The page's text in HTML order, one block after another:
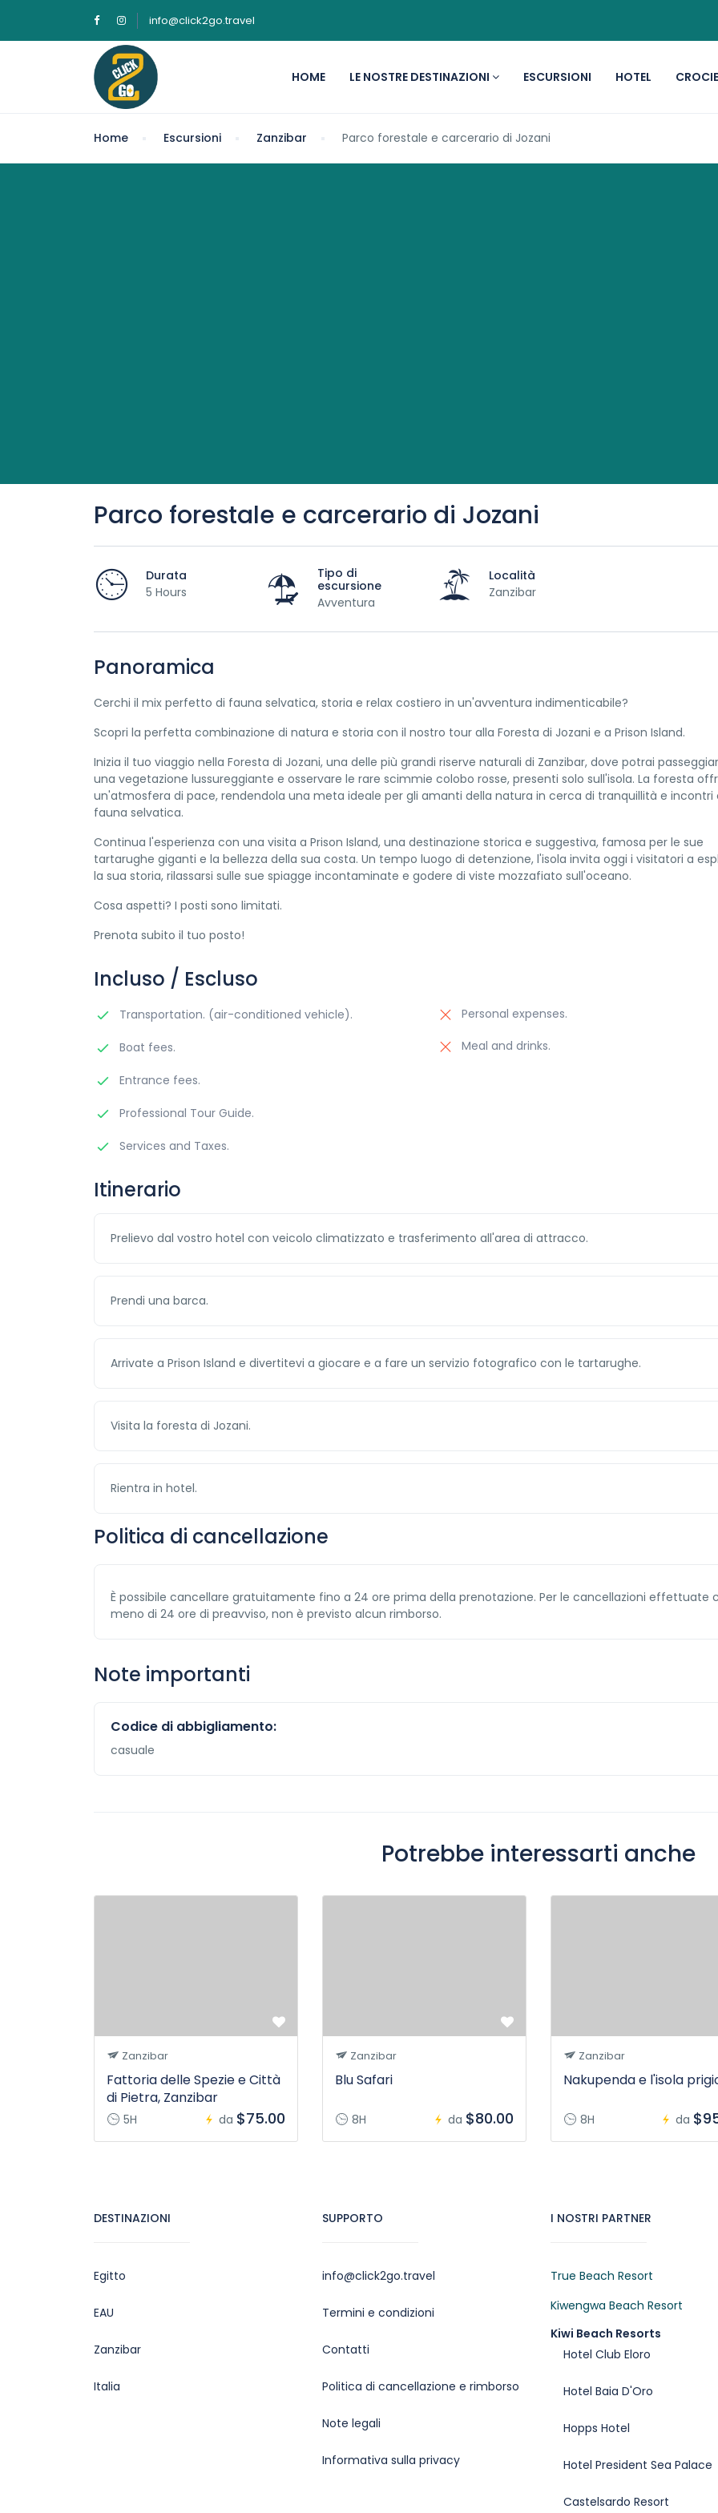
info@click2go.travel
HOME LE NOSTRE DESTINAZIONI ESCURSIONI HOTEL
Home Escursioni Zanzibar Parco forestale e carcerario di Jozani
Parco forestale e carcerario di Jozani
Durata
5 Hours
Tipo di
escursione
Avventura
Località
Zanzibar
Panoramica
Cerchi il mix perfetto di fauna selvatica, storia e relax costiero in un'avventura indimenticabile?
Scopri la perfetta combinazione di natura e storia con il nostro tour alla Foresta di Jozani e a Prison Island.
Inizia il tuo viaggio nella Foresta di Jozani, una delle più grandi riserve naturali di Zanzibar, dove potrai
una vegetazione lussureggiante e osservare le rare scimmie colobo rosse, presenti solo sull'isola. La foresta
un'atmosfera di pace, rendendola una meta ideale per gli amanti della natura in cerca di tranquillità e incontri
fauna selvatica.
Continua l'esperienza con una visita a Prison Island, una destinazione storica e suggestiva, famosa per le sue
tartarughe giganti e la bellezza della sua costa. Un tempo luogo di detenzione, l'isola invita oggi i visitatori a
la sua storia, rilassarsi sulle sue spiagge incontaminate e godere di viste mozzafiato sull'oceano.
Cosa aspetti? I posti sono limitati.
Prenota subito il tuo posto!
Incluso / Escluso
Transportation. (air-conditioned vehicle).
Boat fees.
Entrance fees.
Professional Tour Guide.
Services and Taxes.
Personal expenses.
Meal and drinks.
Itinerario
Prelievo dal vostro hotel con veicolo climatizzato e trasferimento all'area di attracco.
Prendi una barca.
Arrivate a Prison Island e divertitevi a giocare e a fare un servizio fotografico con le tartarughe.
Visita la foresta di Jozani.
Rientra in hotel.
Politica di cancellazione
È possibile cancellare gratuitamente fino a 24 ore prima della prenotazione. Per le cancellazioni effettuate
meno di 24 ore di preavviso, non è previsto alcun rimborso.
Note importanti
Codice di abbigliamento:
casuale
Potrebbe interessarti anche
Zanzibar
Fattoria delle Spezie e Città
di Pietra, Zanzibar
5H da $75.00
Zanzibar
Blu Safari
8H da $80.00
Zanzibar
Nakupenda e l'isola
8H da
DESTINAZIONI
Egitto
EAU
Zanzibar
Italia
SUPPORTO
info@click2go.travel
Termini e condizioni
Contatti
Politica di cancellazione e rimborso
Note legali
Informativa sulla privacy
I NOSTRI PARTNER
True Beach Resort
Kiwengwa Beach Resort
Kiwi Beach Resorts
Hotel Club Eloro
Hotel Baia D'Oro
Hopps Hotel
Hotel President Sea Palace
Castelsardo Resort